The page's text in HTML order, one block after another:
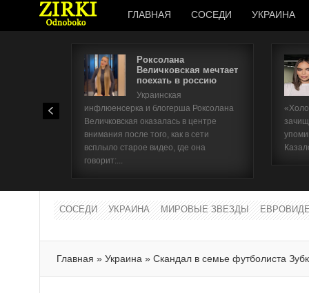
ГЛАВНАЯ СОСЕДИ УКРАИНА
Роксолана
Величковская мечтает
поехать в россию
Украинская
инфлюенсерка и блогерша Роксолана
Величковская оказалась в центре
внимания после того, как в сети
всплыло старое видео, где она
говорит:...
СОСЕДИ УКРАИНА МИРОВЫЕ ЗВЕЗДЫ
Главная » Украина » Скандал в семье футболиста